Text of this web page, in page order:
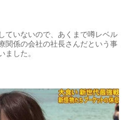
ていないので、あくまで噂レベル
関係の会社の社長さんだという事
ました。